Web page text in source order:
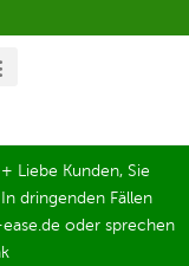
Liebe Kunden, Sie
dringenden Fällen
oder sprechen